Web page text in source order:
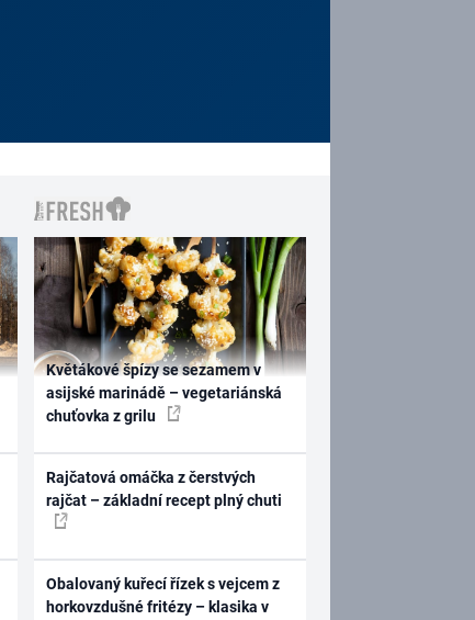
Květákové špízy se sezamem v
asijské marinádě – vegetariánská
chuťovka z grilu
Rajčatová omáčka z čerstvých
rajčat – základní recept plný chuti
Obalovaný kuřecí řízek s vejcem z
horkovzdušné fritézy – klasika v